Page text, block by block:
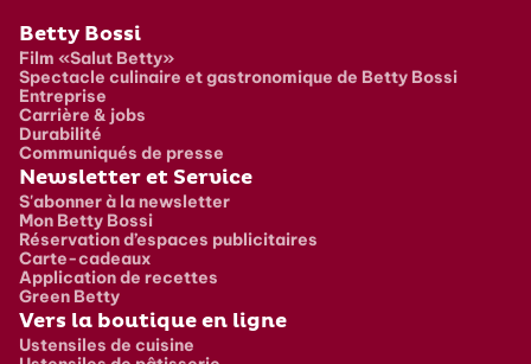
Pied de page
Betty Bossi
Film «Salut Betty»
Spectacle culinaire et gastronomique de Betty Bossi
Entreprise
Carrière & jobs
Durabilité
Communiqués de presse
Newsletter et Service
S'abonner à la newsletter
Mon Betty Bossi
Réservation d’espaces publicitaires
Carte-cadeaux
Application de recettes
Green Betty
Vers la boutique en ligne
Ustensiles de cuisine